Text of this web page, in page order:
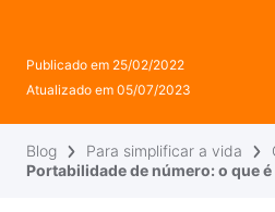
Publicado em 25/02/2022
Atualizado em 05/07/2023
Blog Para simplificar a vida
Portabilidade de número: o que